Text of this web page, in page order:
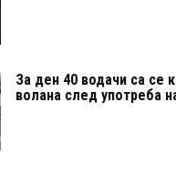
За ден 40 водачи са се
волана след употреба